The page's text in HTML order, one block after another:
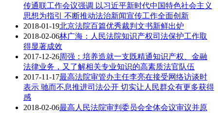
传通联工作会议强调 以习近平新时代中国特色社会主义
思想为指引 不断推动法治新闻宣传工作全面创新
2018-01-19北京法院百篇优秀裁判文书新鲜出炉
2018-02-06林广海：人民法院知识产权司法保护工作取
得显著成效
2017-12-26周强：培养造就一支既精通知识产权、金融
法律业务，又了解相关专业知识的高素质法官队伍
2017-11-17最高法院审管办主任李亮在接受网络访谈时
表示 驰而不息推进司法公开 切实让人民群众有更多获得
感
2018-02-06最高人民法院审判委员会全体会议审议并原